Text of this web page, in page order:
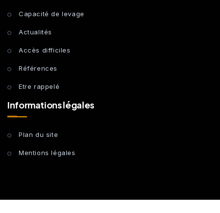
Capacité de levage
Actualités
Accès difficiles
Références
Etre rappelé
Informations légales
Plan du site
Mentions légales